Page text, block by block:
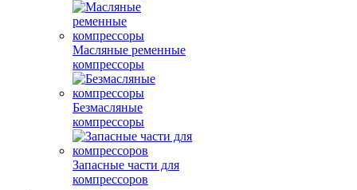
Масляные ременные
компрессоры
Безмасляные
компрессоры
Запасные части для
компрессоров